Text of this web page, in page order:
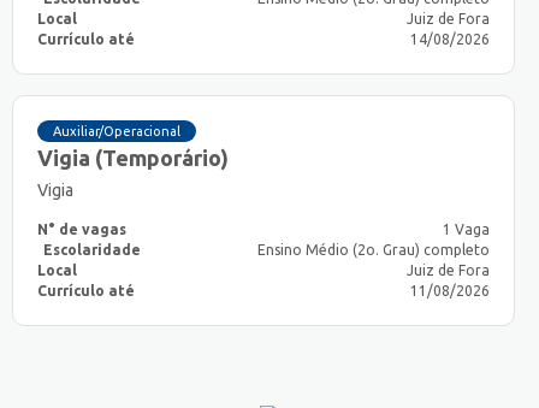
Local
Juiz de Fora
Currículo até
14/08/2026
Auxiliar/Operacional
Vigia (Temporário)
Vigia
N° de vagas
1 Vaga
Escolaridade
Ensino Médio (2o. Grau) completo
Local
Juiz de Fora
Currículo até
11/08/2026